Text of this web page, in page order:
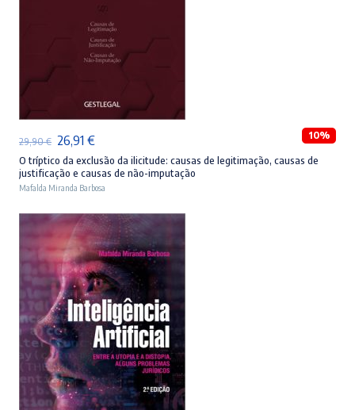
29,90€ O
preço
original
29,90 €.
26,91 €O
preço
atual
26,91 €.
10%
O tríptico da exclusão da ilicitude: causas de legitimação, causas de
justificação e causas de não-imputação
Mafalda Miranda Barbosa